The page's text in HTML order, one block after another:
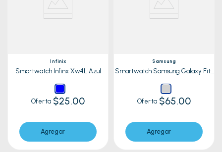
Infinix
Smartwatch Infinx Xw4L Azul
Oferta $25.00
Agregar
Samsung
Smartwatch Samsung Galaxy Fit3
Oferta $65.00
Agregar